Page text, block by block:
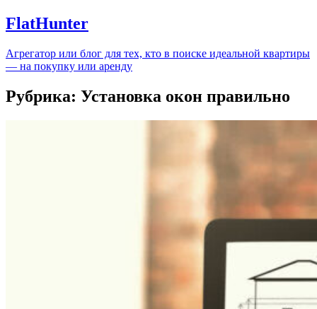
FlatHunter
Агрегатор или блог для тех, кто в поиске идеальной квартиры
— на покупку или аренду
Рубрика: Установка окон правильно